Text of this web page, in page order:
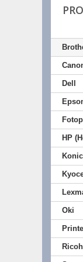
Dell
HP
Oki
Ricoh